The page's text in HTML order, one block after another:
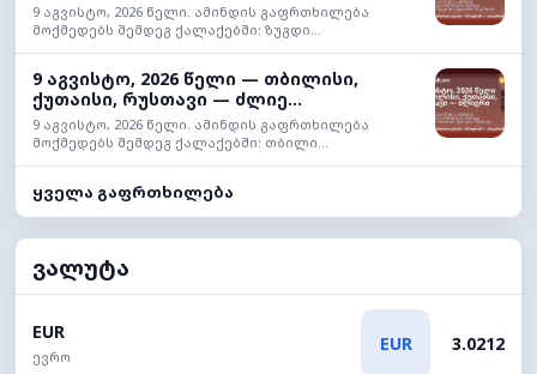
9 აგვისტო, 2026 წელი. ამინდის გაფრთხილება
მოქმედებს შემდეგ ქალაქებში: ზუგდი...
9 აგვისტო, 2026 წელი — თბილისი,
ქუთაისი, რუსთავი — ძლიე...
9 აგვისტო, 2026 წელი. ამინდის გაფრთხილება
მოქმედებს შემდეგ ქალაქებში: თბილი...
ყველა გაფრთხილება
ვალუტა
EUR
ევრო
EUR 3.0212